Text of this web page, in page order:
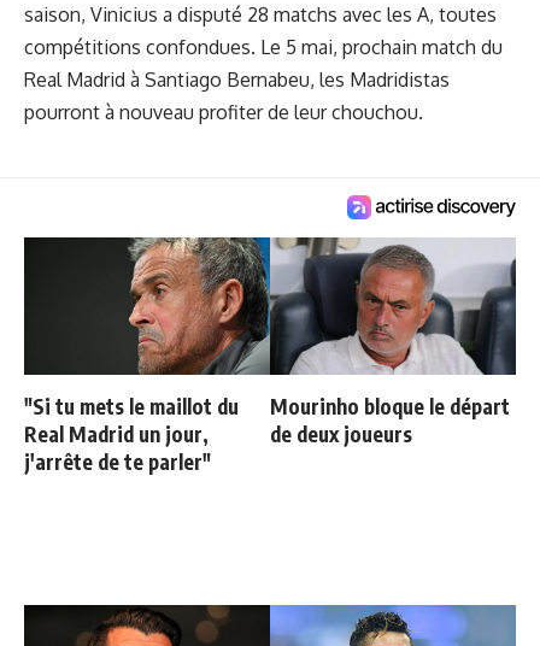
saison, Vinicius a disputé 28 matchs avec les A, toutes
compétitions confondues. Le 5 mai, prochain match du
Real Madrid à Santiago Bernabeu, les Madridistas
pourront à nouveau profiter de leur chouchou.
"Si tu mets le maillot du
Real Madrid un jour,
j'arrête de te parler"
Mourinho bloque le départ
de deux joueurs